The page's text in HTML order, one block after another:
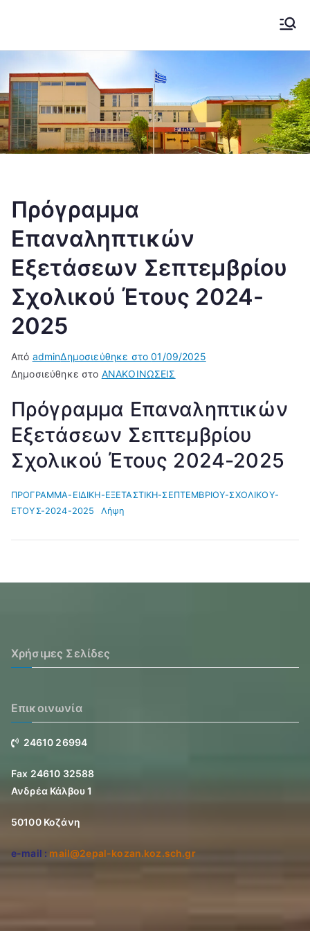
περιεχόμενο
2ο ΕΠΑΛ ΚΟΖΑΝΗΣ
Πρόγραμμα
Επαναληπτικών
Εξετάσεων Σεπτεμβρίου
Σχολικού Έτους 2024-
2025
Από adminΔημοσιεύθηκε στο01/09/2025
Δημοσιεύθηκε στο ΑΝΑΚΟΙΝΩΣΕΙΣ
Πρόγραμμα Επαναληπτικών
Εξετάσεων Σεπτεμβρίου
Σχολικού Έτους 2024-2025
ΠΡΟΓΡΑΜΜΑ-ΕΙΔΙΚΗ-ΕΞΕΤΑΣΤΙΚΗ-ΣΕΠΤΕΜΒΡΙΟΥ-ΣΧΟΛΙΚΟΥ-
ΕΤΟΥΣ-2024-2025
Λήψη
Χρήσιμες Σελίδες
Επικοινωνία
24610 26994
Fax 24610 32588
Ανδρέα Κάλβου 1
50100 Κοζάνη
e-mail : mail@2epal-kozan.koz.sch.gr